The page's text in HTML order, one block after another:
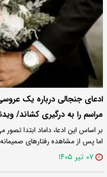
مراسم را به درگیری کشاند/
بر اساس این ادعا، داماد ابتدا
اما پس از مشاهده رفتارهای
۰۷ تیر ۱۴۰۵